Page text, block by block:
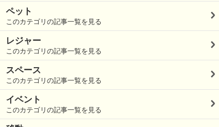
ペット
このカテゴリの記事一覧を見る
レジャー
このカテゴリの記事一覧を見る
スペース
このカテゴリの記事一覧を見る
イベント
このカテゴリの記事一覧を見る